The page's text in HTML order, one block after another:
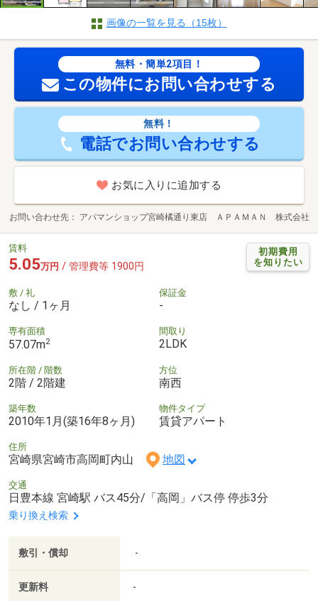
画像の一覧を見る（15枚）
無料・簡単2項目！
この物件にお問い合わせする
無料！
電話でお問い合わせする
お気に入りに追加する
お問い合わせ先 アパマンショップ宮崎橘通り東店 ＡＰＡＭＡＮ 株式会社
初期費用
を知りたい
賃料
5.05万円 / 管理費等 1900円
敷 / 礼
なし / 1ヶ月
保証金
-
専有面積
57.07m2
間取り
2LDK
所在階 / 階数
2階 / 2階建
方位
南西
築年数
2010年1月(築16年8ヶ月)
物件タイプ
賃貸アパート
住所
宮崎県宮崎市高岡町内山 地図
交通
日豊本線 宮崎駅 バス45分/「高岡」バス停 停歩3分
乗り換え検索
敷引・償却 -
更新料 -